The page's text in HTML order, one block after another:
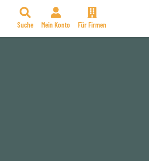
Suche Mein Konto Für Firmen